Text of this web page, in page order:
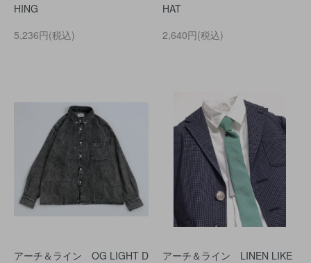
HING
5,236円(税込)
HAT
2,640円(税込)
アーチ＆ライン OG LIGHT D
アーチ＆ライン LINEN LIKE